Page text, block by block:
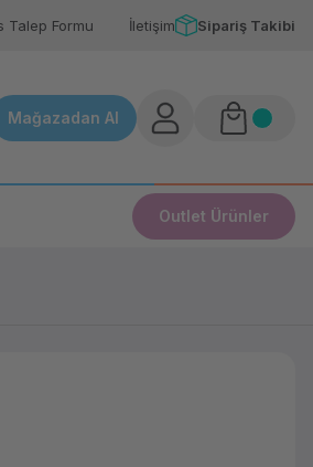
Talep Formu İletişim Sipariş Takibi
Mağazadan Al
Outlet Ürünler